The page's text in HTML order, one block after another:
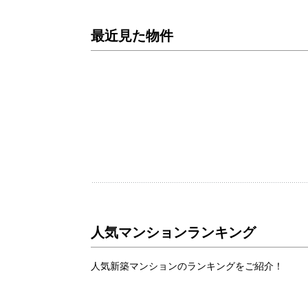
最近見た物件
人気マンションランキング
人気新築マンションのランキングをご紹介！